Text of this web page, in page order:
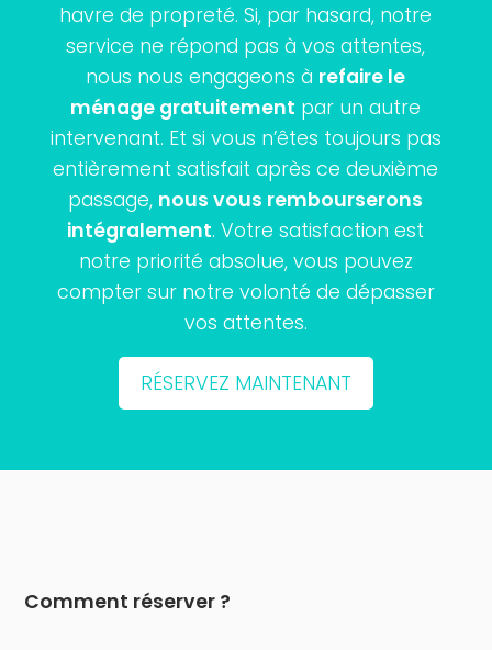
havre de propreté. Si, par hasard, notre
service ne répond pas à vos attentes,
nous nous engageons à refaire le
ménage gratuitement par un autre
intervenant. Et si vous n’êtes toujours pas
entièrement satisfait après ce deuxième
passage, nous vous rembourserons
intégralement. Votre satisfaction est
notre priorité absolue, vous pouvez
compter sur notre volonté de dépasser
vos attentes.
RÉSERVEZ MAINTENANT
Comment réserver ?